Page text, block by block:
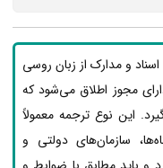
و مدارک از زبان روسی
مجوز اطلاق می‌شود که
این نوع ترجمه معمولاً
سازمان‌های دولتی و